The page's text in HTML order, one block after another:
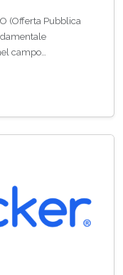
(Offerta Pubblica
campo…